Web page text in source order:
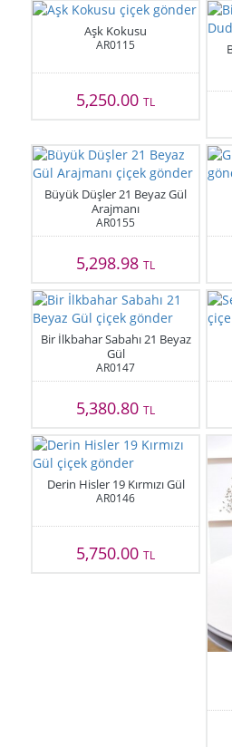
Aşk Kokusu
AR0115
5,250.00TL
Büyük Düşler 21 Beyaz Gül
Arajmanı
AR0155
5,298.98TL
Bir İlkbahar Sabahı 21 Beyaz
Gül
AR0147
5,380.80TL
Derin Hisler 19 Kırmızı Gül
AR0146
5,750.00TL